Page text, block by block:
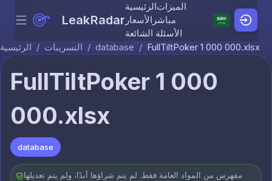
Skip to content
Menu LeakRadar
الرئيسيةالميزات
الأسعار مباشر
الأسئلة الشائعة
الرئيسية / التسريبات / database / FullTiltPoker 1 000 000.xlsx
FullTiltPoker 1 000
000.xlsx
database
مفهرس من المواد العامة فقط. لم يتم شراؤها أبدًا، ولم يتم تعديلها